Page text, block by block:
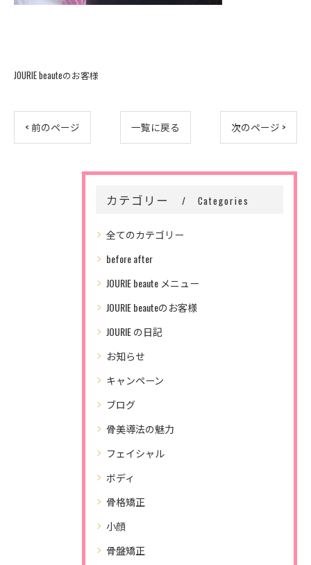
JOURIE beauteのお客様
< 前のページ 一覧に戻る 次のページ >
カテゴリー Categories
全てのカテゴリー
before after
JOURIE beaute メニュー
JOURIE beauteのお客様
JOURIE の日記
お知らせ
キャンペーン
ブログ
骨美導法の魅力
フェイシャル
ボディ
骨格矯正
小顔
骨盤矯正